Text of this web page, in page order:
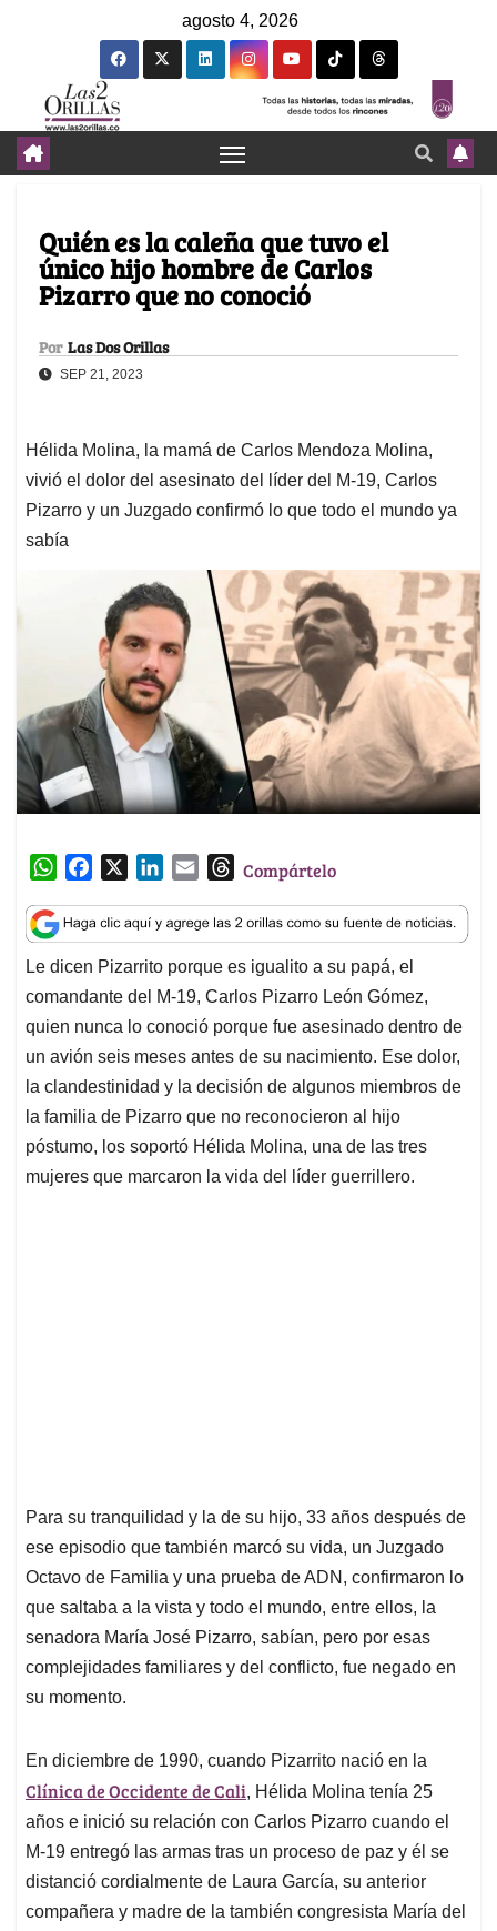
agosto 4, 2026
Quién es la caleña que tuvo el
único hijo hombre de Carlos
Pizarro que no conoció
Por Las Dos Orillas
SEP 21, 2023
Hélida Molina, la mamá de Carlos Mendoza Molina,
vivió el dolor del asesinato del líder del M-19, Carlos
Pizarro y un Juzgado confirmó lo que todo el mundo ya
sabía
W
a
t
s
A
p
p
c
e
b
o
o
k
n
k
e
d
I
n
a
i
l
T
r
e
a
d
s
Compártelo
Le dicen Pizarrito porque es igualito a su papá, el
comandante del M-19, Carlos Pizarro León Gómez,
quien nunca lo conoció porque fue asesinado dentro de
un avión seis meses antes de su nacimiento. Ese dolor,
la clandestinidad y la decisión de algunos miembros de
la familia de Pizarro que no reconocieron al hijo
póstumo, los soportó Hélida Molina, una de las tres
mujeres que marcaron la vida del líder guerrillero.
Para su tranquilidad y la de su hijo, 33 años después de
ese episodio que también marcó su vida, un Juzgado
Octavo de Familia y una prueba de ADN, confirmaron lo
que saltaba a la vista y todo el mundo, entre ellos, la
senadora María José Pizarro, sabían, pero por esas
complejidades familiares y del conflicto, fue negado en
su momento.
En diciembre de 1990, cuando Pizarrito nació en la
Clínica de Occidente de Cali, Hélida Molina tenía 25
años e inició su relación con Carlos Pizarro cuando el
M-19 entregó las armas tras un proceso de paz y él se
distanció cordialmente de Laura García, su anterior
compañera y madre de la también congresista María del